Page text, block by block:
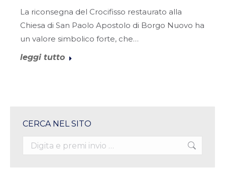
La riconsegna del Crocifisso restaurato alla
Chiesa di San Paolo Apostolo di Borgo Nuovo ha
un valore simbolico forte, che…
leggi tutto
CERCA NEL SITO
Search: